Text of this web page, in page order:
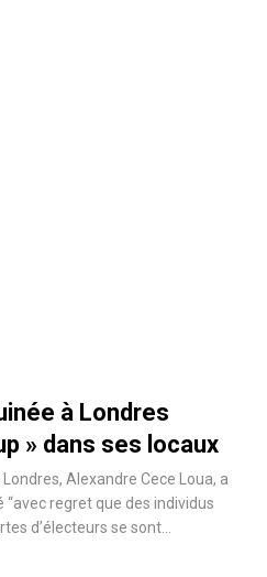
à Londres
» dans ses locaux
Londres, Alexandre Cece Loua, a
regret que des individus
d’électeurs se sont